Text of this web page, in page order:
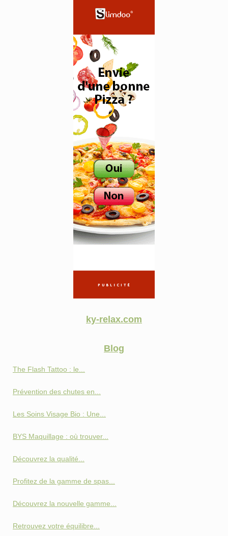
ky-relax.com
Blog
The Flash Tattoo : le...
Prévention des chutes en...
Les Soins Visage Bio : Une...
BYS Maquillage : où trouver...
Découvrez la qualité...
Profitez de la gamme de spas...
Découvrez la nouvelle gamme...
Retrouvez votre équilibre...